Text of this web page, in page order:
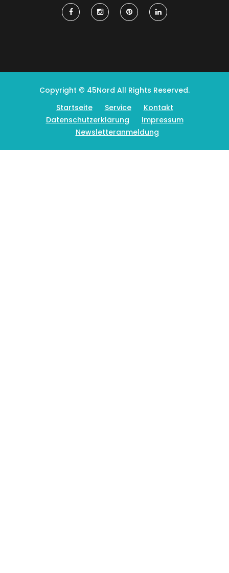
Copyright © 45Nord All Rights Reserved.
Startseite
Service
Kontakt
Datenschutzerklärung
Impressum
Newsletteranmeldung